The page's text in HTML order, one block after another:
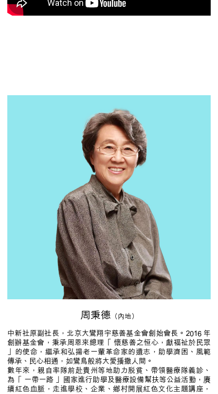
周秉德 （內地）
中新社原副社長，北京大鸞翔宇慈善基金會創始會長。2016 年
創辦基金會，秉承周恩來總理「 懷慈善之恒心，獻福祉於民眾
」的使命，繼承和弘揚老一輩革命家的遺志，助學濟困、風範
傳承、民心相通，如鸞鳥般將大愛播撒人間。
數年來，親自率隊前赴貴州等地助力脫貧、帶領醫療隊義診、
為「 一帶一路 」國家進行助學及醫療設備幫扶等公益活動，賡
續紅色血脈，走進學校、企業、鄉村開展紅色文化主題講座，